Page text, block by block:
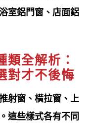
門窗產品項目非常
、隔音窗、景觀
室鋁門窗、店面鋁
類全解析：
對才不後悔
射窗、橫拉窗、上
這些樣式各有不同